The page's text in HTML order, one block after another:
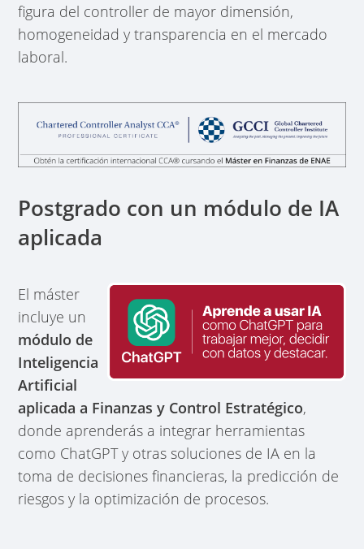
figura del controller de mayor dimensión,
homogeneidad y transparencia en el mercado
laboral.
Postgrado con un módulo de IA
aplicada
El máster
incluye un
módulo de
Inteligencia
Artificial
aplicada a Finanzas y Control Estratégico,
donde aprenderás a integrar herramientas
como ChatGPT y otras soluciones de IA en la
toma de decisiones financieras, la predicción de
riesgos y la optimización de procesos.